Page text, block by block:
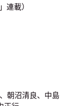
連載）
朝沼清良、中島